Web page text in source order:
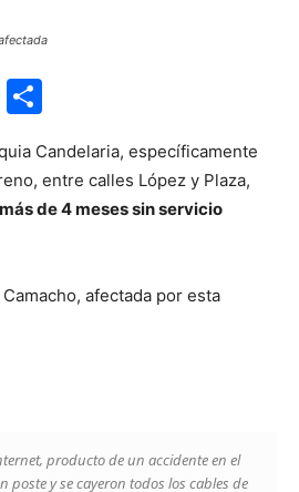
Email
Candelaria, específicamente
entre calles López y Plaza,
de 4 meses sin servicio
afectada por esta
producto de un accidente en el
poste y se cayeron todos los cables de